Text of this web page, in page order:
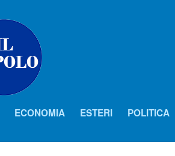
ECONOMIA ESTERI POLITICA